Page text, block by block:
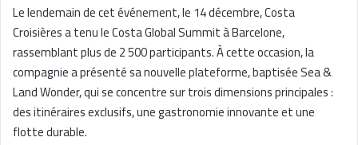
Le lendemain de cet événement, le 14 décembre, Costa
Croisières a tenu le Costa Global Summit à Barcelone,
rassemblant plus de 2 500 participants. À cette occasion, la
compagnie a présenté sa nouvelle plateforme, baptisée Sea &
Land Wonder, qui se concentre sur trois dimensions principales :
des itinéraires exclusifs, une gastronomie innovante et une
flotte durable.